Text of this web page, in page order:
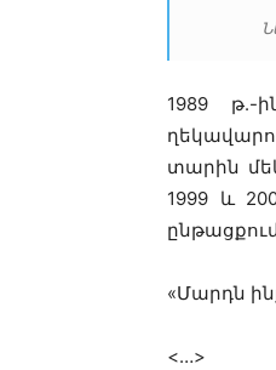
1989 թ.-
տարին
1999 և
«Մարդն
<…>